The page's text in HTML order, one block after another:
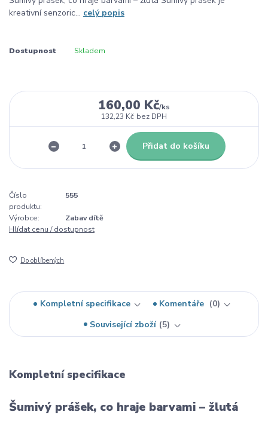
kreativní senzoric... celý popis
Dostupnost Skladem
160,00 Kč/ks
132,23 Kč bez DPH
Přidat do košíku
Číslo
produktu:
555
Výrobce:
Zabav dítě
Hlídat cenu / dostupnost
Do oblíbených
Kompletní specifikace Komentáře
0
Související zboží 5
Kompletní specifikace
Šumivý prášek, co hraje barvami – žlutá